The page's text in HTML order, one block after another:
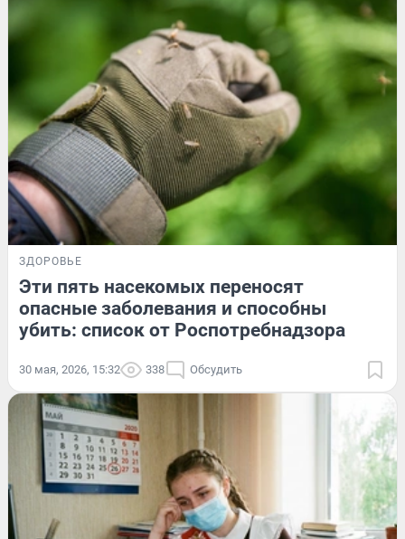
ЗДОРОВЬЕ
Эти пять насекомых переносят
опасные заболевания и способны
убить: список от Роспотребнадзора
30 мая, 2026, 15:32 338 Обсудить